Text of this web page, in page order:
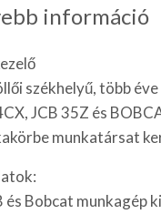
információ
székhelyű, több
JCB 35Z és
munkatársat
és Bobcat munkagép